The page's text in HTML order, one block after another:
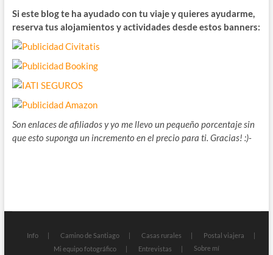
Si este blog te ha ayudado con tu viaje y quieres ayudarme,
reserva tus alojamientos y actividades desde estos banners:
Son enlaces de afiliados y yo me llevo un pequeño porcentaje sin
que esto suponga un incremento en el precio para ti. Gracias! :)-
Info Camino de Santiago Casas rurales
Postal viajera
Mi equipo fotográfico
Entrevistas Sobre mí